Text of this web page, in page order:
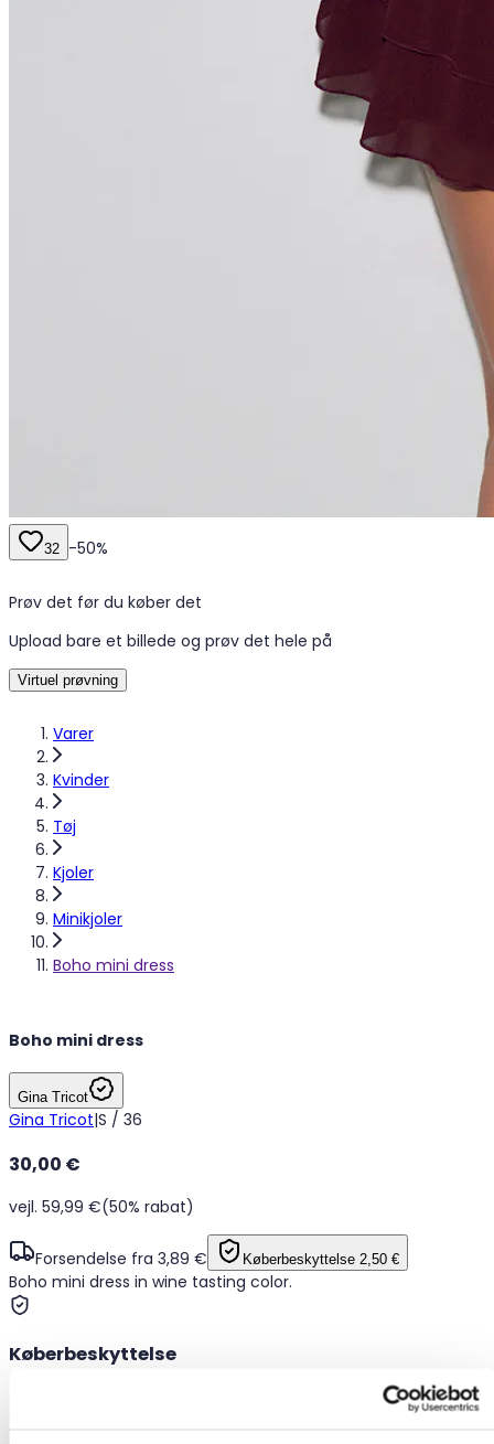
Varer
Kvinder
Tøj
Kjoler
Minikjoler
Boho mini dress
32 -50%
Prøv det før du køber det
Upload bare et billede og prøv det hele på
Virtuel prøvning
Boho mini dress
Gina Tricot
Gina Tricot|S / 36
Boho mini dress in wine tasting color.
30,00 €
vejl. 59,99 €(50% rabat)
Forsendelse fra 3,89 € Køberbeskyttelse 2,50 €
Køberbeskyttelse